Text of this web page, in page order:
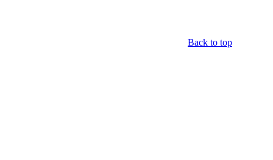
Back to top